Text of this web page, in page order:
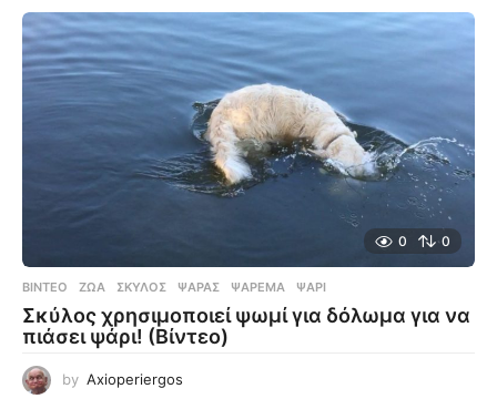
0 0
ΒΊΝΤΕΟ ΖΏΑ ,ΣΚΎΛΟΣ ,ΨΑΡΆΣ ,ΨΆΡΕΜΑ ,ΨΆΡΙ
Σκύλος χρησιμοποιεί ψωμί για δόλωμα για να
πιάσει ψάρι! (Βίντεο)
by Axioperiergos